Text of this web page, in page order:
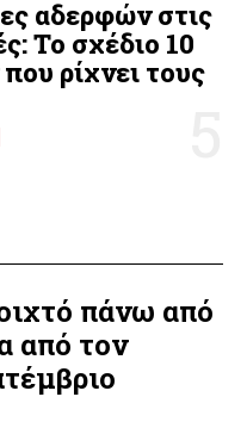
αδερφών στις
Το σχέδιο 10
ρίχνει τους
πάνω από
από τον